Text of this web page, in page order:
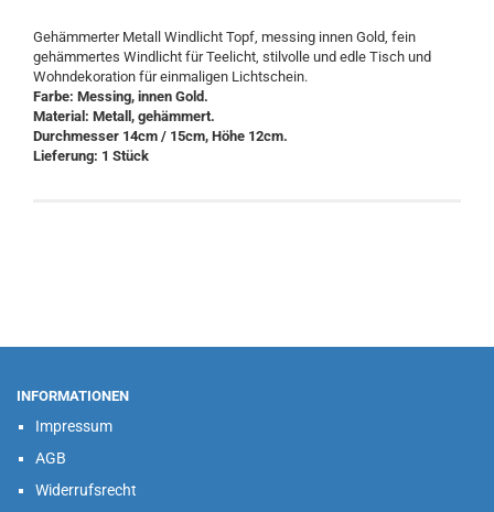
Gehämmerter Metall Windlicht Topf, messing innen Gold, fein
gehämmertes Windlicht für Teelicht, stilvolle und edle Tisch und
Wohndekoration für einmaligen Lichtschein.
Farbe: Messing, innen Gold.
Material: Metall, gehämmert.
Durchmesser 14cm / 15cm, Höhe 12cm.
Lieferung: 1 Stück
INFORMATIONEN
Impressum
AGB
Widerrufsrecht